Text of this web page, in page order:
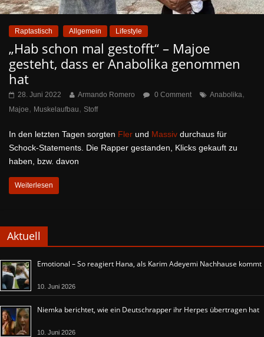
Raptastisch Allgemein Lifestyle
„Hab schon mal gestofft“ – Majoe
gesteht, dass er Anabolika genommen
hat
28. Juni 2022 Armando Romero 0 Comment Anabolika,
Majoe, Muskelaufbau, Stoff
In den letzten Tagen sorgten Fler und Massiv durchaus für
Schock-Statements. Die Rapper gestanden, Klicks gekauft zu
haben, bzw. davon
Weiterlesen
Aktuell
Emotional – So reagiert Hana, als Karim Adeyemi Nachhause kommt
10. Juni 2026
Niemka berichtet, wie ein Deutschrapper ihr Herpes übertragen hat
10. Juni 2026